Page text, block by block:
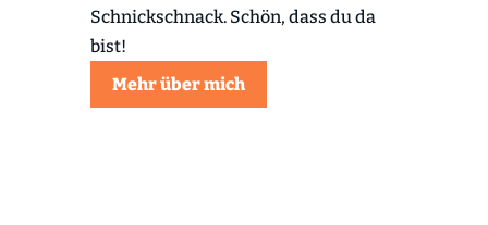
Schnickschnack. Schön, dass du da
bist!
Mehr über mich